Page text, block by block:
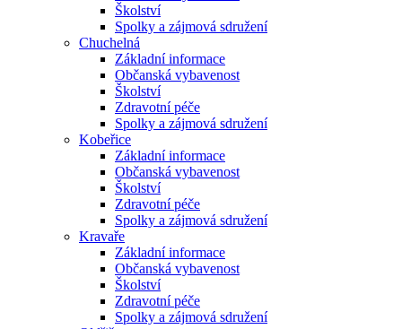
Školství
Spolky a zájmová sdružení
Chuchelná
Základní informace
Občanská vybavenost
Školství
Zdravotní péče
Spolky a zájmová sdružení
Kobeřice
Základní informace
Občanská vybavenost
Školství
Zdravotní péče
Spolky a zájmová sdružení
Kravaře
Základní informace
Občanská vybavenost
Školství
Zdravotní péče
Spolky a zájmová sdružení